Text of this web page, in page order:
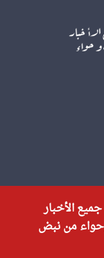
الأخبار
وحواء من نبض